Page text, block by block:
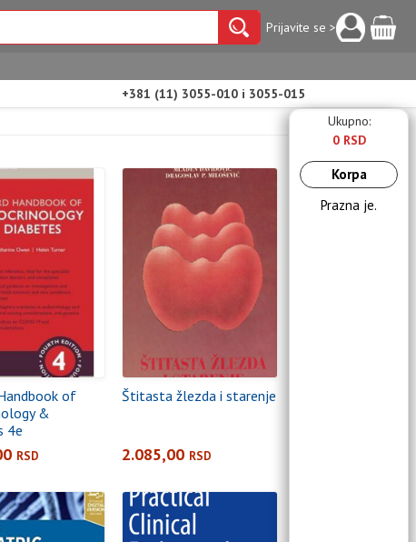
Prijavite se >
+381 (11) 3055-010 i 3055-015
of
&
4e
RSD
Štitasta žlezda i starenje
2.085,00 RSD
Ukupno:
0 RSD
Korpa
Prazna je.